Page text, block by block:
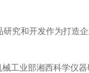
和开发作为打造企
业部湘西科学仪